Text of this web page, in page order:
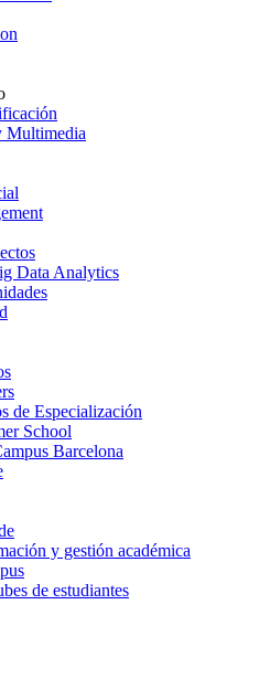
Multimedia
Data Analytics
de Especialización
School
Barcelona
y gestión académica
de estudiantes